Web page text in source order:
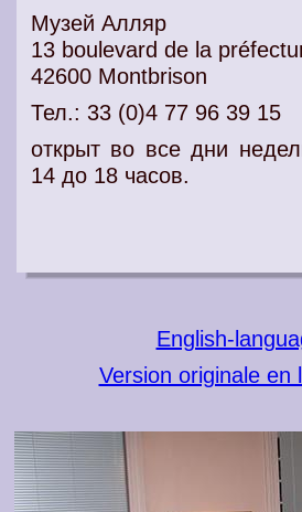
Музей Алляр
13 boulevard de la
42600 Montbrison
Тел.: 33 (0)4 77 96 39 15
открыт во все дни
14 до 18 часов.
English-
Version originale en